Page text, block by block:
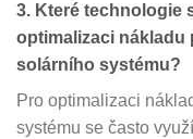
3. Které technologie
optimalizaci
solárního systému?
Pro optimalizaci
systému se často